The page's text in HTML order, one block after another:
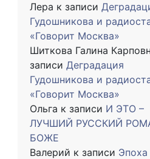
Лера к записи
Гудошникова и
«Говорит Москва»
Шиткова Галина
записи Деградация
Гудошникова и
«Говорит Москва»
Ольга к записи И ЭТО –
ЛУЧШИЙ РУССКИЙ
БОЖЕ
Валерий к записи Эпоха